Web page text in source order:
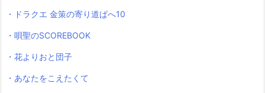
・ドラクエ 金策の寄り道ぱへ10
・唄聖のSCOREBOOK
・花よりおと団子
・あなたをこえたくて